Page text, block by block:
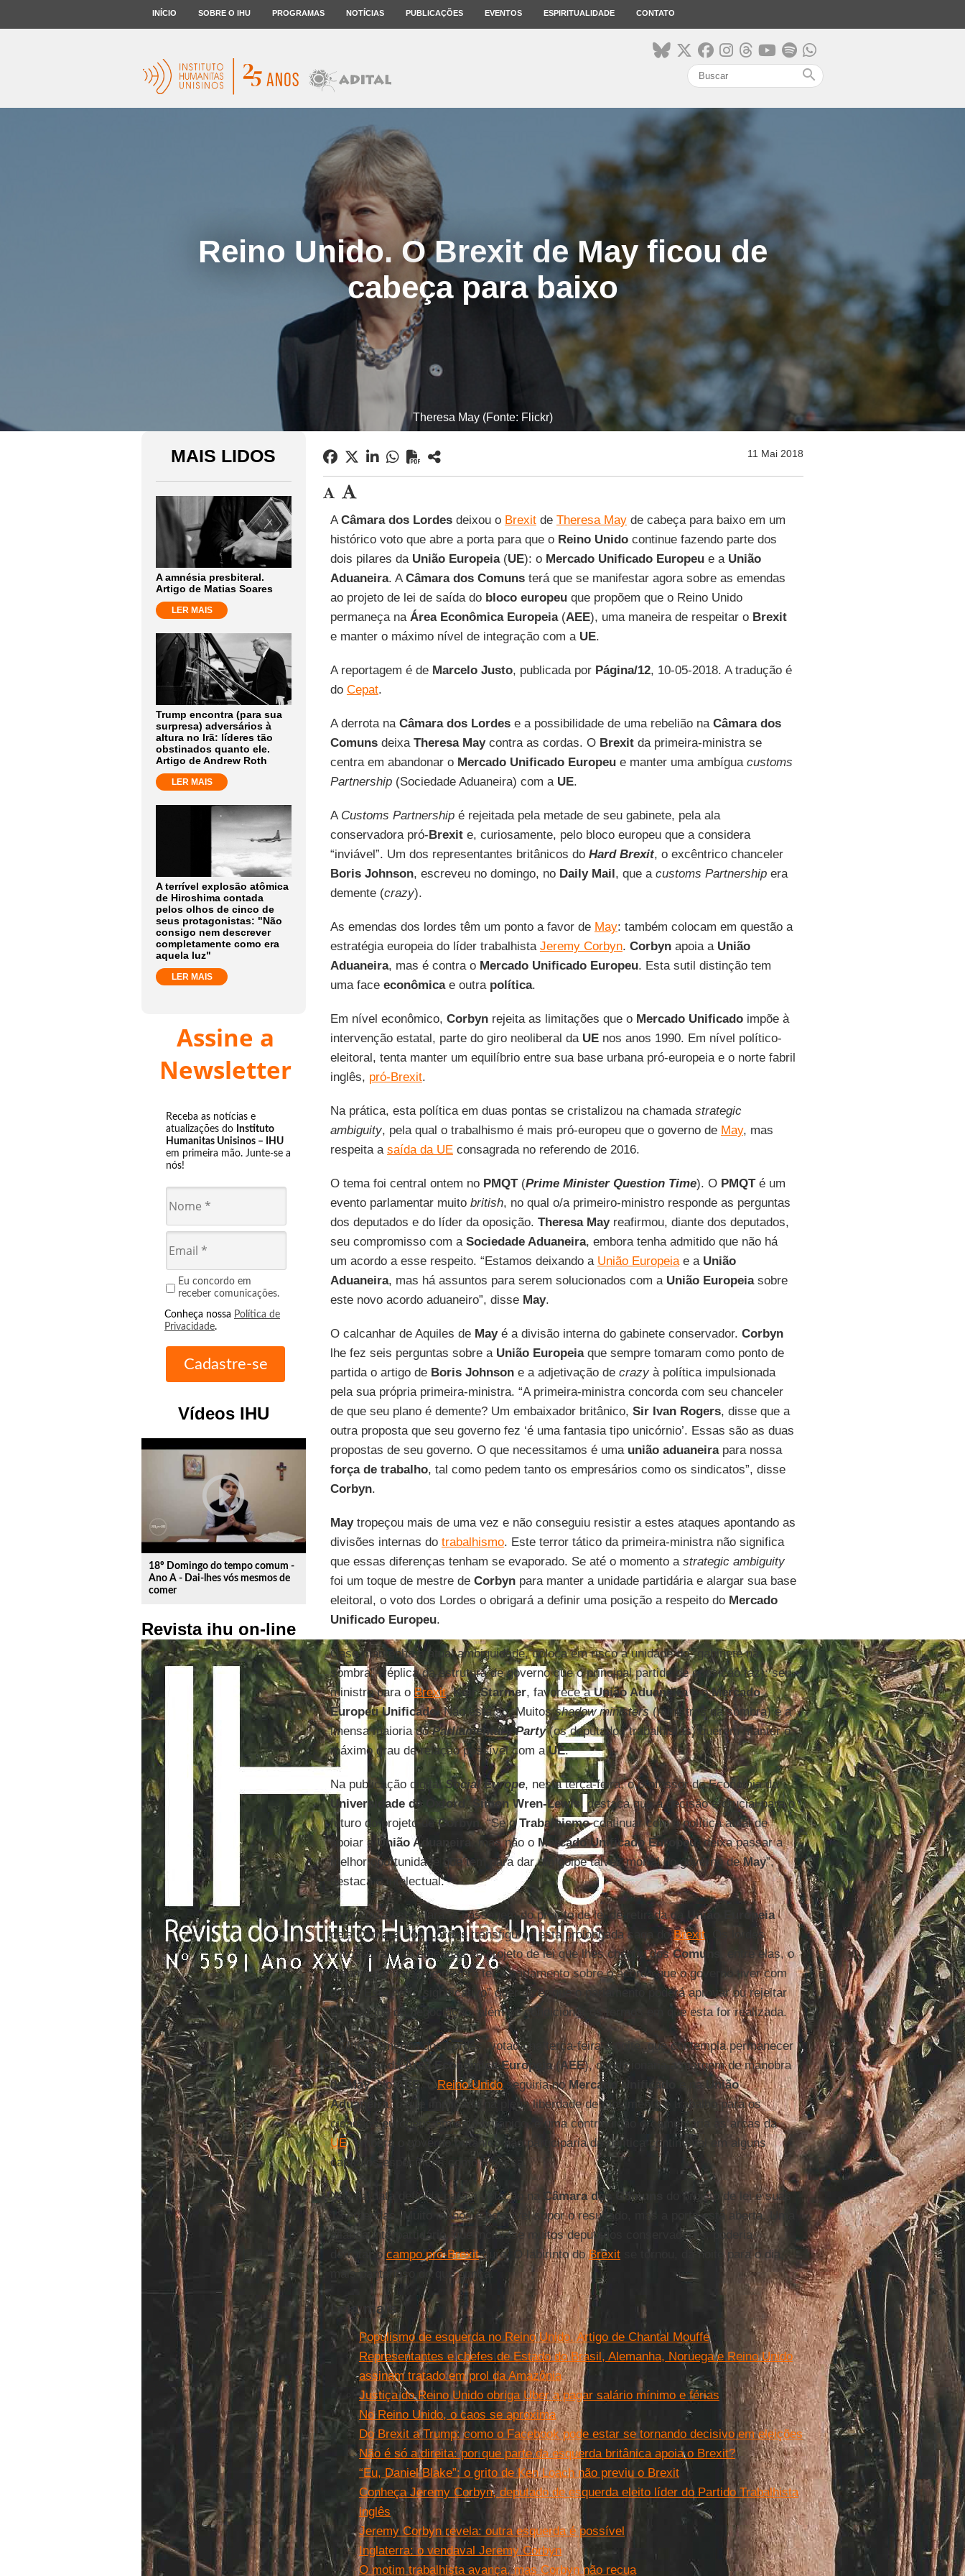
INÍCIO SOBRE O IHU PROGRAMAS NOTÍCIAS PUBLICAÇÕES EVENTOS ESPIRITUALIDADE CONTATO
search
Reino Unido. O Brexit de May ficou de
cabeça para baixo
Theresa May (Fonte: Flickr)
MAIS LIDOS
A amnésia presbiteral.
Artigo de Matias Soares
LER MAIS
Trump encontra (para sua
surpresa) adversários à
altura no Irã: líderes tão
obstinados quanto ele.
Artigo de Andrew Roth
LER MAIS
A terrível explosão atômica
de Hiroshima contada
pelos olhos de cinco de
seus protagonistas: "Não
consigo nem descrever
completamente como era
aquela luz"
LER MAIS
Assine a
Newsletter
Receba as notícias e
atualizações do Instituto
Humanitas Unisinos – IHU
em primeira mão. Junte-se a
nós!
Eu concordo em
receber comunicações.
Conheça nossa Política de
Privacidade.
Vídeos IHU
play_circle_outline
18º Domingo do tempo comum -
Ano A - Dai-lhes vós mesmos de
comer
Revista ihu on-line
11 Mai 2018
ACâmara dos Lordesdeixou o Brexitde Theresa Mayde cabeça para baixo em um
histórico voto que abre a porta para que o Reino Unidocontinue fazendo parte dos
dois pilares da União Europeia(UE): o Mercado Unificado Europeue a União
Aduaneira. ACâmara dos Comunsterá que se manifestar agora sobre as emendas
ao projeto de lei de saída do bloco europeuque propõem que o Reino Unido
permaneça na Área Econômica Europeia(AEE), uma maneira de respeitar o Brexit
e manter o máximo nível de integração com a UE.
A reportagem é de Marcelo Justo, publicada porPágina/12, 10-05-2018. A tradução é
do Cepat.
A derrota na Câmara dos Lordese a possibilidade de uma rebelião na Câmara dos
Comunsdeixa Theresa Maycontra as cordas. O Brexitda primeira-ministra se
centra em abandonar o Mercado Unificado Europeue manter uma ambígua customs
Partnership (Sociedade Aduaneira) com a UE.
A Customs Partnershipé rejeitada pela metade de seu gabinete, pela ala
conservadora pró-Brexite, curiosamente, pelo bloco europeu que a considera
“inviável”. Um dos representantes britânicos do Hard Brexit, o excêntrico chanceler
Boris Johnson, escreveu no domingo, no Daily Mail, que a customs Partnershipera
demente (crazy).
As emendas dos lordes têm um ponto a favor de May: também colocam em questão a
estratégia europeia do líder trabalhista Jeremy Corbyn. Corbynapoia a União
Aduaneira, mas é contra o Mercado Unificado Europeu. Esta sutil distinção tem
uma face econômicae outra política.
Em nível econômico, Corbynrejeita as limitações que o Mercado Unificadoimpõe à
intervenção estatal, parte do giro neoliberal da UEnos anos 1990. Em nível político-
eleitoral, tenta manter um equilíbrio entre sua base urbana pró-europeia e o norte fabril
inglês, pró-Brexit.
Na prática, esta política em duas pontas se cristalizou na chamada strategic
ambiguity, pela qual o trabalhismo é mais pró-europeu que o governo de May, mas
respeita a saída da UEconsagrada no referendo de 2016.
O tema foi central ontem no PMQT(Prime Minister Question Time). O PMQTé um
evento parlamentar muito british, no qual o/a primeiro-ministro responde as perguntas
dos deputados e do líder da oposição. Theresa Mayreafirmou, diante dos deputados,
seu compromisso com a Sociedade Aduaneira, embora tenha admitido que não há
um acordo a esse respeito. “Estamos deixando a União Europeiae a União
Aduaneira, mas há assuntos para serem solucionados com a União Europeiasobre
este novo acordo aduaneiro”, disse May.
O calcanhar de Aquiles de Mayé a divisão interna do gabinete conservador. Corbyn
lhe fez seis perguntas sobre a União Europeiaque sempre tomaram como ponto de
partida o artigo de Boris Johnsone a adjetivação de crazyà política impulsionada
pela sua própria primeira-ministra. “A primeira-ministra concorda com seu chanceler
de que seu plano é demente? Um embaixador britânico, Sir Ivan Rogers, disse que a
outra proposta que seu governo fez ‘é uma fantasia tipo unicórnio’. Essas são as duas
propostas de seu governo. O que necessitamos é uma união aduaneirapara nossa
força de trabalho, tal como pedem tanto os empresários como os sindicatos”, disse
Corbyn.
Maytropeçou mais de uma vez e não conseguiu resistir a estes ataques apontando as
divisões internas do trabalhismo. Este terror tático da primeira-ministra não significa
que essas diferenças tenham se evaporado. Se até o momento a strategic ambiguity
foi um toque de mestre de Corbynpara manter a unidade partidária e alargar sua base
eleitoral, o voto dos Lordes o obrigará a definir uma posição a respeito do Mercado
Unificado Europeu.
Caso mantenha a atual ambiguidade, coloca em risco a unidade do “gabinete na
sombra” (réplica da estrutura de governo que o principal partido de oposição faz): seu
ministro para o Brexit,Keir Starmer, favorece aUnião Aduaneirae oMercado
Europeu Unificado . Não está só. Muitosshadow ministers(ministros na sombra) e a
imensa maioria doParliamentary Party(os deputados trabalhistas) querem manter o
máximo grau de relação possível com aUE.
Na publicação digitalSocial Europe, nesta terça-feira, o professor de Economia da
Universidade de Oxford
,Simon Wren-Lewis, destaca que a decisão é crucial para o
futuro do projeto deCorbyn. “Se oTrabalhismocontinuar com a política atual de
apoiar a União Aduaneira, mas não oMercado Unificado Europeu , deixa passar a
melhor oportunidade que tem para dar um golpe talvez mortal no governo deMay”,
destaca o intelectual.
Uma coisa está clara. A passagem do projeto de lei de retirada da
União Europeia
pelaCâmara dos Lordestransfigurou esta prolongada saga doBrexit. Os lordes
introduziram 13 emendas ao projeto de lei que lhes chegou dosComuns
, entre elas, o
meaningful voteque deverá ter o parlamento sobre o acordo que o governo tiver com
aUE. Este “voto significativo” quer dizer que o parlamento poderá aprovar ou rejeitar
o resultado da negociação, além de condicionar os termos em que esta for realizada.
A última emenda dos Lordes, votada na terça-feira à noite, que contempla permanecer
no interior daÁrea Econômica Europeia(AEE), condicionaria a margem de manobra
deMay. NoAEE, oReino Unidoseguiria noMercado Unificado e naUnião
Aduaneira, o que implicaria na plena liberdade de movimento e trabalho para os
cidadãos europeus em solo britânico, e uma contribuição orçamentária às arcas da
UE, embora o governo britânico não participaria da política continental em alguns
capítulos específicos como a pesca.
Não há data definida para a votação na Câmara dos Comuns
do projeto de lei e suas
13 emendas. Muito menos é possível supor o resultado, mas a porta está aberta. Uma
aliança interpartidária, que incluísse muitos deputados conservadores, poderia
derrotar o campo pró-Brexitduro. O labirinto doBrexitse tornou, da noite para o dia,
mais pantanoso do que nunca.
Leia mais
Populismo de esquerda no Reino Unido. Artigo de Chantal Mouffe
Representantes e chefes de Estado do Brasil, Alemanha, Noruega e Reino Unido
assinam tratado em prol da Amazônia
Justiça do Reino Unido obriga Uber a pagar salário mínimo e férias
No Reino Unido, o caos se aproxima
Do Brexit a Trump: como o Facebook pode estar se tornando decisivo em eleições
Não é só a direita: por que parte da esquerda britânica apoia o Brexit?
“Eu, Daniel Blake”: o grito de Ken Loach não previu o Brexit
Conheça Jeremy Corbyn, deputado de esquerda eleito líder do Partido Trabalhista
inglês
Jeremy Corbyn revela: outra esquerda é possível
Inglaterra: o vendaval Jeremy Corbyn
O motim trabalhista avança, mas Corbyn não recua